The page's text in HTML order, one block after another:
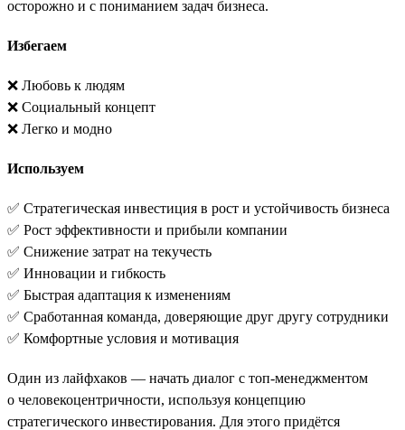
осторожно и с пониманием задач бизнеса.
Избегаем
❌ Любовь к людям
❌ Социальный концепт
❌ Легко и модно
Используем
✅ Стратегическая инвестиция в рост и устойчивость бизнеса
✅ Рост эффективности и прибыли компании
✅ Снижение затрат на текучесть
✅ Инновации и гибкость
✅ Быстрая адаптация к изменениям
✅ Сработанная команда, доверяющие друг другу сотрудники
✅ Комфортные условия и мотивация
Один из лайфхаков — начать диалог с топ-менеджментом
о человекоцентричности, используя концепцию
стратегического инвестирования. Для этого придётся